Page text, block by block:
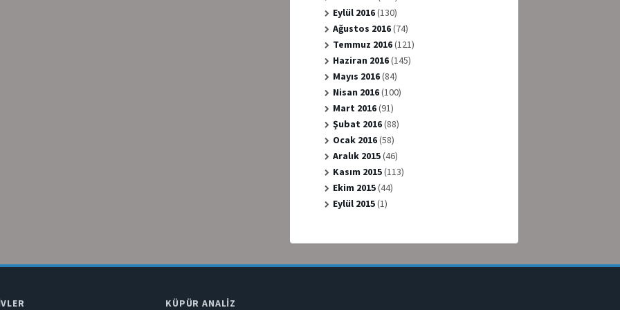
Eylül 2016(130)
Ağustos 2016(74)
Temmuz 2016(121)
Haziran 2016(145)
Mayıs 2016(84)
Nisan 2016(100)
Mart 2016(91)
Şubat 2016(88)
Ocak 2016(58)
Aralık 2015(46)
Kasım 2015(113)
Ekim 2015(44)
Eylül 2015(1)
KÜPÜR ANALIZ